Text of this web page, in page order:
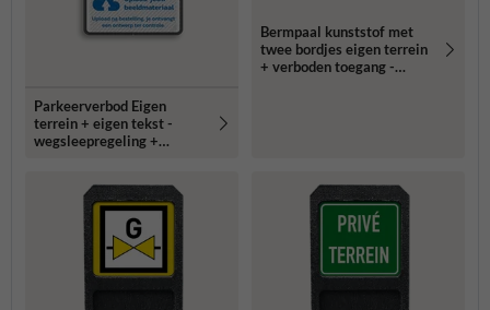
Parkeerverbod Eigen
terrein + eigen tekst -
wegsleepregeling +
Bermpaal kunststof met
twee bordjes eigen terrein
+ verboden toegang -